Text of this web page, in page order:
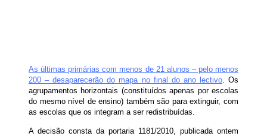
As últimas primárias com menos de 21 alunos – pelo menos
200 – desaparecerão do mapa no final do ano lectivo. Os
agrupamentos horizontais (constituídos apenas por escolas
do mesmo nível de ensino) também são para extinguir, com
as escolas que os integram a ser redistribuídas.
A decisão consta da portaria 1181/2010, publicada ontem